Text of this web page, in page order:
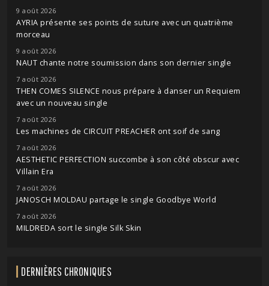
9 août 2026
AYRIA présente ses points de suture avec un quatrième
morceau
9 août 2026
NAUT chante notre soumission dans son dernier single
7 août 2026
THEN COMES SILENCE nous prépare à danser un Requiem
avec un nouveau single
7 août 2026
Les machines de CIRCUIT PREACHER ont soif de sang
7 août 2026
AESTHETIC PERFECTION succombe à son côté obscur avec
Villain Era
7 août 2026
JANOSCH MOLDAU partage le single Goodbye World
7 août 2026
MILDREDA sort le single Silk Skin
DERNIÈRES CHRONIQUES